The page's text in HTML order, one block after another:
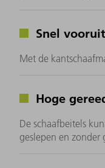
Snel
Met de
Hoge
De schaafbeitels
geslepen en zonder